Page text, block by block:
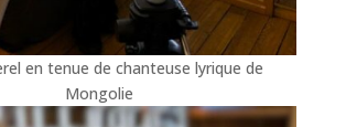
en tenue de chanteuse lyrique de
Mongolie